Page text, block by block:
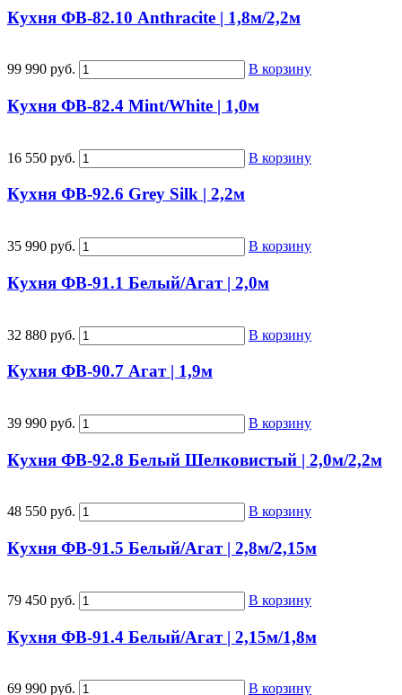
Кухня ФВ-82.10 Anthracite | 1,8м/2,2м
99 990 руб. В корзину
Кухня ФВ-82.4 Mint/White | 1,0м
16 550 руб. В корзину
Кухня ФВ-92.6 Grey Silk | 2,2м
35 990 руб. В корзину
Кухня ФВ-91.1 Белый/Агат | 2,0м
32 880 руб. В корзину
Кухня ФВ-90.7 Агат | 1,9м
39 990 руб. В корзину
Кухня ФВ-92.8 Белый Шелковистый | 2,0м/2,2м
48 550 руб. В корзину
Кухня ФВ-91.5 Белый/Агат | 2,8м/2,15м
79 450 руб. В корзину
Кухня ФВ-91.4 Белый/Агат | 2,15м/1,8м
69 990 руб. В корзину